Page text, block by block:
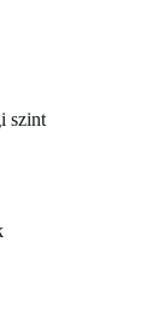
szint